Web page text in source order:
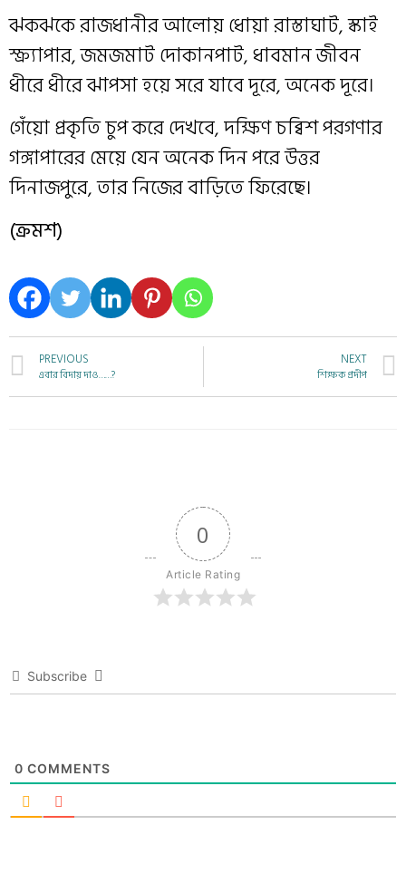
ঝকঝকে রাজধানীর আলোয় ধোয়া রাস্তাঘাট, স্কাই
স্ক্র্যাপার, জমজমাট দোকানপাট, ধাবমান জীবন
ধীরে ধীরে ঝাপসা হয়ে সরে যাবে দূরে, অনেক দূরে।
গেঁয়ো প্রকৃতি চুপ করে দেখবে, দক্ষিণ চব্বিশ পরগণার
গঙ্গাপারের মেয়ে যেন অনেক দিন পরে উত্তর
দিনাজপুরে, তার নিজের বাড়িতে ফিরেছে।
(ক্রমশ)
PREVIOUS
এবার বিদায় দাও……?
NEXT
শিক্ষক প্রদীপ
0
Article Rating
Subscribe
0 COMMENTS